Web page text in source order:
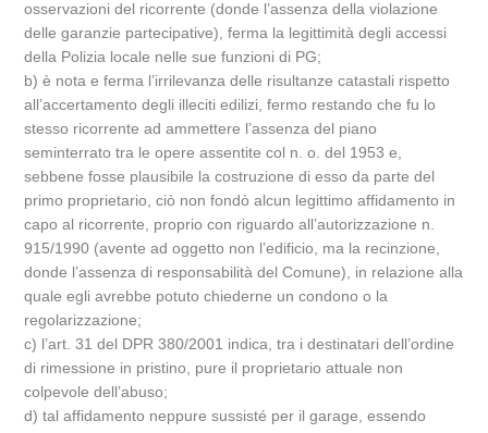
osservazioni del ricorrente (donde l’assenza della violazione
delle garanzie partecipative), ferma la legittimità degli accessi
della Polizia locale nelle sue funzioni di PG;
b) è nota e ferma l’irrilevanza delle risultanze catastali rispetto
all’accertamento degli illeciti edilizi, fermo restando che fu lo
stesso ricorrente ad ammettere l’assenza del piano
seminterrato tra le opere assentite col n. o. del 1953 e,
sebbene fosse plausibile la costruzione di esso da parte del
primo proprietario, ciò non fondò alcun legittimo affidamento in
capo al ricorrente, proprio con riguardo all’autorizzazione n.
915/1990 (avente ad oggetto non l’edificio, ma la recinzione,
donde l’assenza di responsabilità del Comune), in relazione alla
quale egli avrebbe potuto chiederne un condono o la
regolarizzazione;
c) l’art. 31 del DPR 380/2001 indica, tra i destinatari dell’ordine
di rimessione in pristino, pure il proprietario attuale non
colpevole dell’abuso;
d) tal affidamento neppure sussisté per il garage, essendo